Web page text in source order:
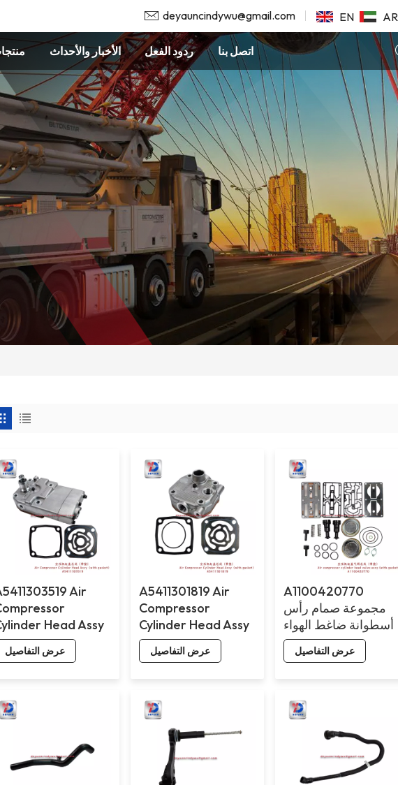
EN AR
deyauncindywu@gmail.com
الأخبار والأحداث ردود الفعل اتصل بنا
Air
Head Assy
gasket) for
عرض التفاصيل
A5411301819 Air
Compressor
Cylinder Head Assy
(with gasket) for
Benz 4141
عرض التفاصيل
A1100420770
مجموعة صمام رأس
أسطوانة ضاغط الهواء
(مع حشية) لسيارة بنز
4143
عرض التفاصيل